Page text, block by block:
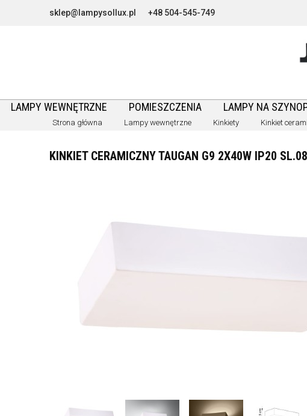
sklep@lampysollux.pl +48 504-545-749
LAMPY WEWNĘTRZNE POMIESZCZENIA LAMPY NA
Strona główna Lampy wewnętrzne Kinkiety Kinkiet
KINKIET CERAMICZNY TAUGAN G9 2X40W IP20